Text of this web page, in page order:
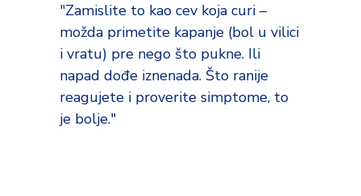
"Zamislite to kao cev koja curi –
možda primetite kapanje (bol u vilici
i vratu) pre nego što pukne. Ili
napad dođe iznenada. Što ranije
reagujete i proverite simptome, to
je bolje."